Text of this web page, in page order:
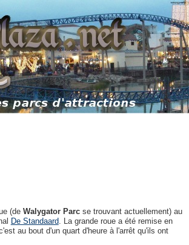
(de Walygator Parcse trouvant actuellement) au
De Standaard. La grande roue a été remise en
au bout d'un quart d'heure à l'arrêt qu'ils ont